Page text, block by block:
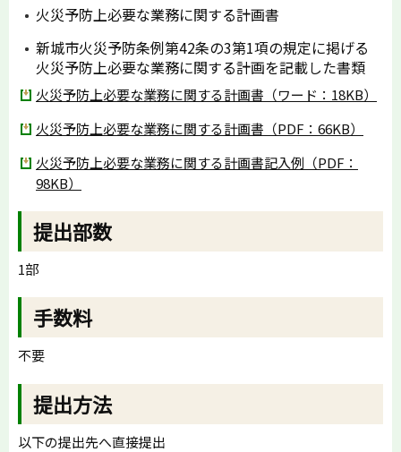
火災予防上必要な業務に関する計画書
新城市火災予防条例第42条の3第1項の規定に掲げる
火災予防上必要な業務に関する計画を記載した書類
火災予防上必要な業務に関する計画書（ワード：18KB）
火災予防上必要な業務に関する計画書（PDF：66KB）
火災予防上必要な業務に関する計画書記入例（PDF：
98KB）
提出部数
1部
手数料
不要
提出方法
以下の提出先へ直接提出